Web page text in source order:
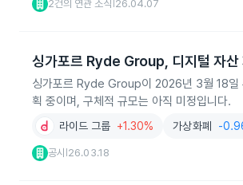
2건의 연관 소식 26.04.07
싱가포르 Ryde Group, 디지털 자산
싱가포르 Ryde Group이 2026년 3월 18일
획 중이며, 구체적 규모는 아직 미정입니다.
라이드 그룹 +1.30% 가상화폐 -
공시 26.03.18